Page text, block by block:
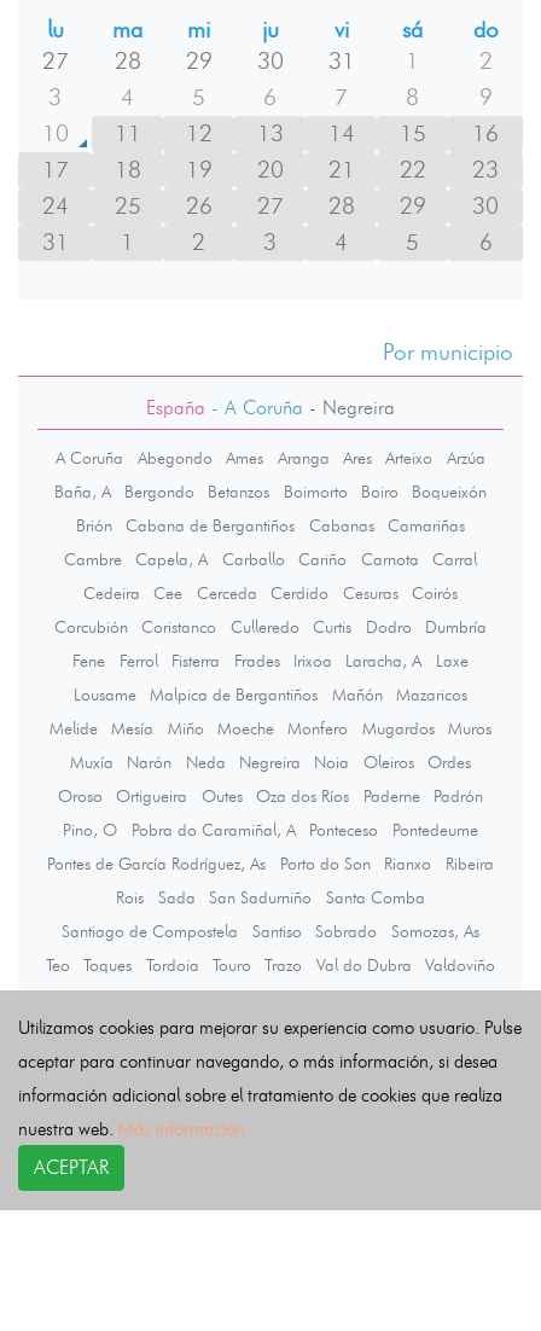
lu
ma mi ju vi sá
do
27
28 29 30 31 1
2
3
4 5 6 7 8
9
10
11 12 13 14 15
16
17
18 19 20 21 22
23
24
25 26 27 28 29
30
31
1 2 3 4 5 6
Por municipio
España - A Coruña - Negreira
A Coruña Abegondo Ames Aranga Ares Arteixo
Arzúa
Baña, A
Bergondo Betanzos Boimorto Boiro
Boqueixón
Brión
Cabana de Bergantiños Cabanas
Camariñas
Cambre
Capela, A Carballo Cariño Carnota
Carral
Cedeira
Cee Cerceda Cerdido Cesuras
Coirós
Corcubión
Coristanco Culleredo Curtis Dodro
Dumbría
Fene
Ferrol Fisterra Frades Irixoa Laracha, A
Laxe
Lousame
Malpica de Bergantiños Mañón
Mazaricos
Melide
Mesía Miño Moeche Monfero Mugardos
Muros
Muxía
Narón Neda Negreira Noia Oleiros
Ordes
Oroso
Ortigueira Outes Oza dos Ríos Paderne
Padrón
Pino, O
Pobra do Caramiñal, A Ponteceso
Pontedeume
Pontes de García Rodríguez, As
Porto do Son Rianxo
Ribeira
Rois
Sada San Sadurniño
Santa Comba
Santiago de Compostela
Santiso Sobrado
Somozas, As
Teo
Toques Tordoia Touro Trazo Val do Dubra
Valdoviño
Últimas noticias
Utilizamos cookies para mejorar su experiencia como usuario. Pulse
aceptar para continuar navegando, o más información, si desea
información adicional sobre el tratamiento de cookies que realiza
nuestra web. Más información
ACEPTAR